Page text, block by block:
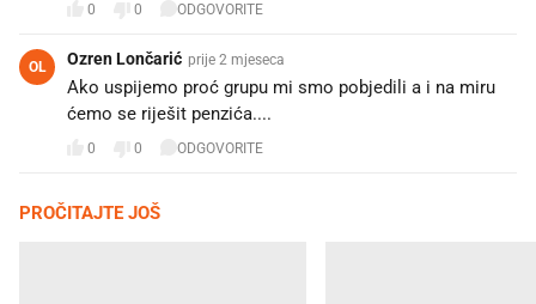
0 0 ODGOVORITE
OL Ozren Lončarić prije 2 mjeseca
Ako uspijemo proć grupu mi smo pobjedili a i na miru
ćemo se riješit penzića....
0 0 ODGOVORITE
PROČITAJTE JOŠ